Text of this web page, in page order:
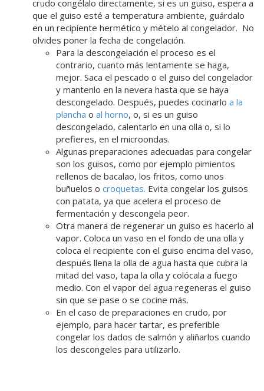
crudo congélalo directamente, si es un guiso, espera a
que el guiso esté a temperatura ambiente, guárdalo
en un recipiente hermético y mételo al congelador. No
olvides poner la fecha de congelación.
Para la descongelación el proceso es el
contrario, cuanto más lentamente se haga,
mejor. Saca el pescado o el guiso del congelador
y mantenlo en la nevera hasta que se haya
descongelado. Después, puedes cocinarlo a la
plancha o al horno, o, si es un guiso
descongelado, calentarlo en una olla o, si lo
prefieres, en el microondas.
Algunas preparaciones adecuadas para congelar
son los guisos, como por ejemplo pimientos
rellenos de bacalao, los fritos, como unos
buñuelos o croquetas. Evita congelar los guisos
con patata, ya que acelera el proceso de
fermentación y descongela peor.
Otra manera de regenerar un guiso es hacerlo al
vapor. Coloca un vaso en el fondo de una olla y
coloca el recipiente con el guiso encima del vaso,
después llena la olla de agua hasta que cubra la
mitad del vaso, tapa la olla y colócala a fuego
medio. Con el vapor del agua regeneras el guiso
sin que se pase o se cocine más.
En el caso de preparaciones en crudo, por
ejemplo, para hacer tartar, es preferible
congelar los dados de salmón y aliñarlos cuando
los descongeles para utilizarlo.